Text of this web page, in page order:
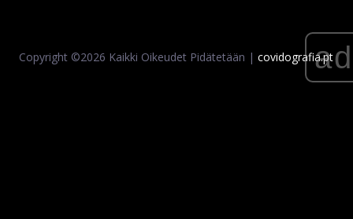
Copyright ©2026 Kaikki Oikeudet Pidätetään | covidografia.ptad